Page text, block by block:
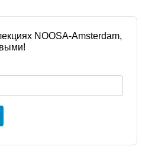
NOOSA-Amsterdam,